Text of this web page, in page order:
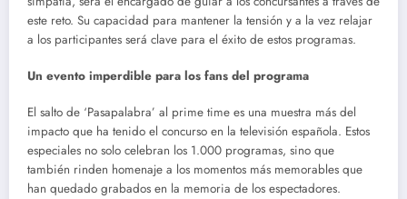
este reto. Su capacidad para mantener la tensión y a la vez relajar
a los participantes será clave para el éxito de estos programas.
Un evento imperdible para los fans del programa
El salto de ‘Pasapalabra’ al prime time es una muestra más del
impacto que ha tenido el concurso en la televisión española. Estos
especiales no solo celebran los 1.000 programas, sino que
también rinden homenaje a los momentos más memorables que
han quedado grabados en la memoria de los espectadores.